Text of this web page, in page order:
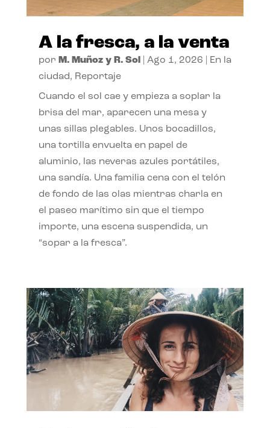
A la fresca, a la venta
por M. Muñoz y R. Sol| Ago 1, 2026
En la
ciudad, Reportaje
Cuando el sol cae y empieza a soplar la
brisa del mar, aparecen una mesa y
unas sillas plegables. Unos bocadillos,
una tortilla envuelta en papel de
aluminio, las neveras azules portátiles,
una sandía. Una familia cena con el telón
de fondo de las olas mientras charla en
el paseo marítimo sin que el tiempo
importe, una escena suspendida, un
“sopar a la fresca”.